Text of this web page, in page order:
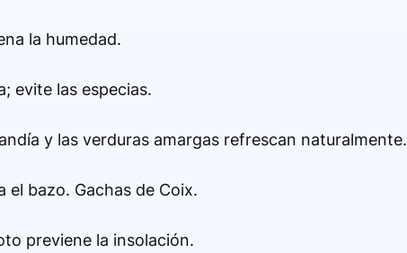
la humedad.
evite las especias.
y las verduras amargas refrescan naturalmente.
el bazo. Gachas de Coix.
previene la insolación.